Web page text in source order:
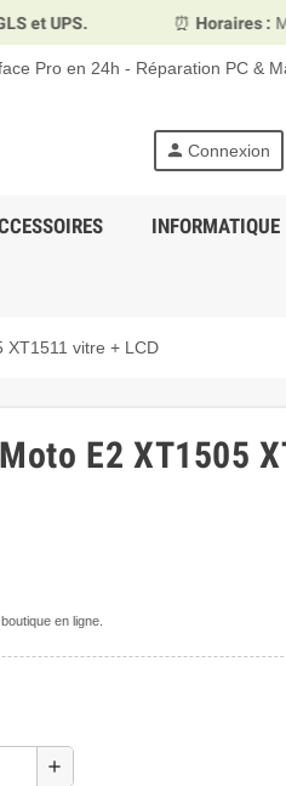
⏰Horaires : Mardi,
Pro en 24h - Réparation PC &
person Connexion
INFORMATIQUE
XT1511 vitre + LCD
E2 XT1505
en ligne.
add